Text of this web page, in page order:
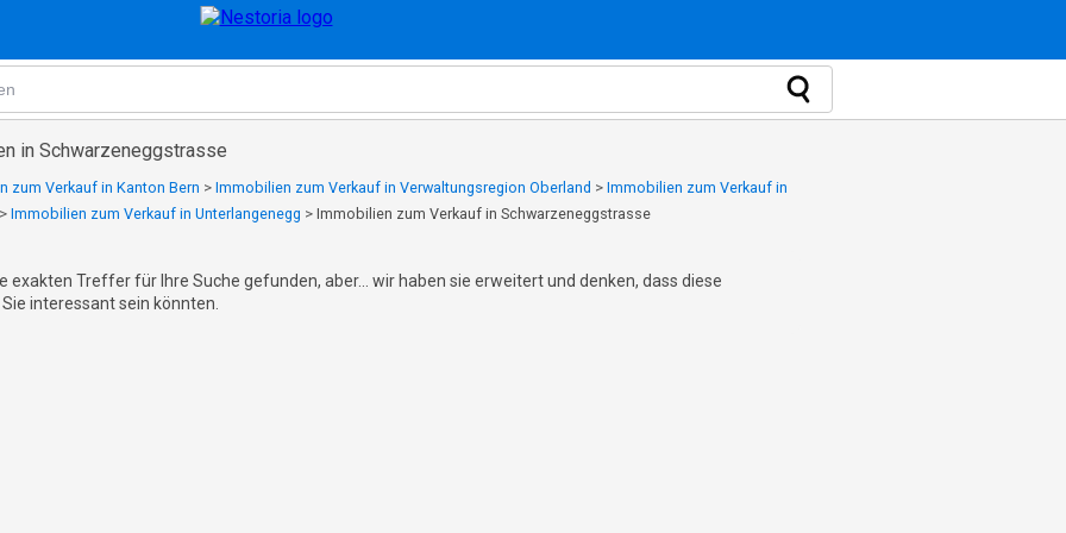
in Schwarzeneggstrasse
zum Verkauf in Kanton Bern > Immobilien zum Verkauf in Verwaltungsregion Oberland > Immobilien zum Verkauf in
Immobilien zum Verkauf in Unterlangenegg > Immobilien zum Verkauf in Schwarzeneggstrasse
exakten Treffer für Ihre Suche gefunden, aber... wir haben sie erweitert und denken, dass diese
interessant sein könnten.